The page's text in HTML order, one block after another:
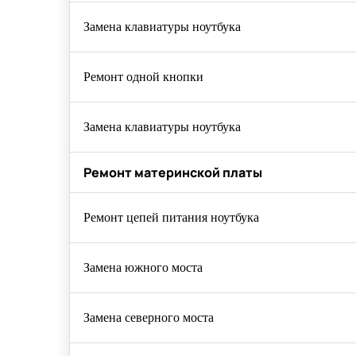
Замена клавиатуры ноутбука
Ремонт одной кнопки
Замена клавиатуры ноутбука
Ремонт материнской платы
Ремонт цепей питания ноутбука
Замена южного моста
Замена северного моста